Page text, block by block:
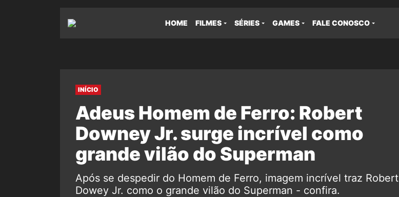
HOME FILMES SÉRIES GAMES FALE CONOSCO
INÍCIO
Adeus Homem de Ferro: Robert
Downey Jr. surge incrível como
grande vilão do Superman
Após se despedir do Homem de Ferro, imagem incrível traz Robert
Dowey Jr. como o grande vilão do Superman - confira.